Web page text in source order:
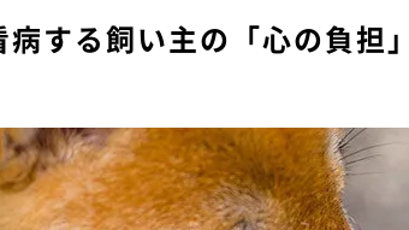
病する飼い主の「心の負担